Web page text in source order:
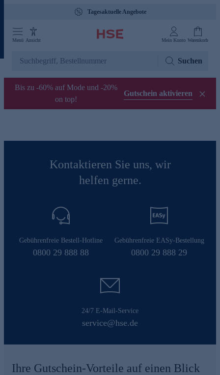
Tagesaktuelle Angebote
Menü Ansicht Mein Konto Warenkorb
Suchen
Bis zu -60% auf Mode und -20%
on top!
Gutschein aktivieren
Kontaktieren Sie uns, wir
helfen gerne.
Gebührenfreie Bestell-Hotline
0800 29 888 88
Gebührenfreie EASy-Bestellung
0800 29 888 29
24/7 E-Mail-Service
service@hse.de
Ihre Gutschein-Vorteile auf einen Blick